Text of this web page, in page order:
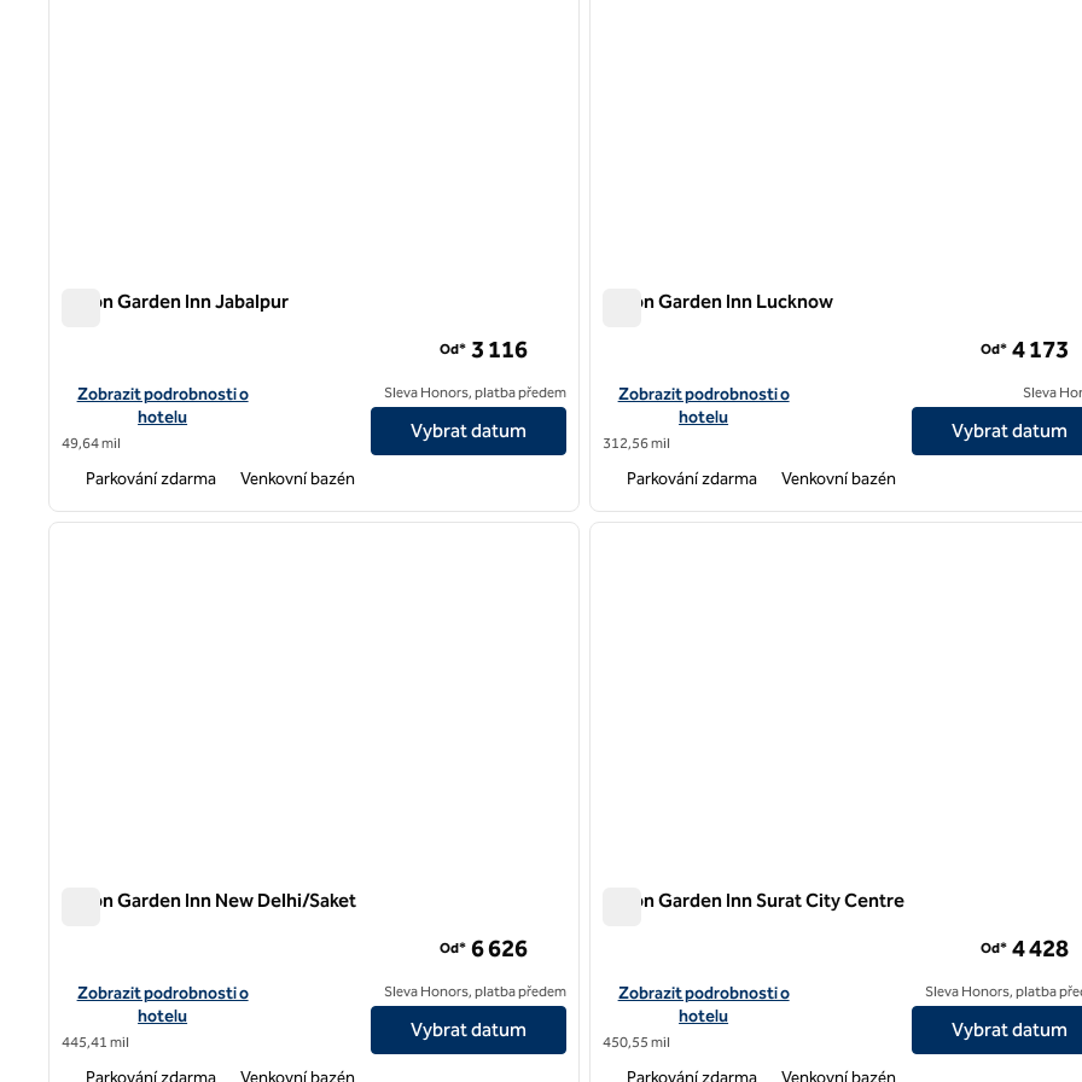
Hilton Garden Inn Jabalpur
Zobrazit podrobnosti o hotelu Hilton Garden Inn Jabalpur
Zobrazit podrobnosti o
hotelu
49,64 mil
Od* 3 116
Sleva Honors, platba předem
Vybrat datum
Parkování zdarma Venkovní bazén
Hilton Garden Inn Lucknow
Zobrazit detaily hotelu Hilton Garden Inn Lucknow
Zobrazit podrobnosti o
hotelu
312,56 mil
Od* 4 173
Sleva
Vybrat datum
Parkování zdarma Venkovní bazén
1 z 12
další obrázek
Hilton Garden Inn New Delhi/Saket
Zobrazit podrobnosti o hotelu Hilton Garden Inn New Delhi/Saket
Zobrazit podrobnosti o
hotelu
445,41 mil
Od* 6 626
Sleva Honors, platba předem
Vybrat datum
1 z 12
Hilton Garden Inn Surat City Centre
Zobrazit detaily hotelu v centru hotelu Hilton Garden Inn Surat
Zobrazit podrobnosti o
hotelu
450,55 mil
Od* 4 428
Sleva Honors, platba
Vybrat datum